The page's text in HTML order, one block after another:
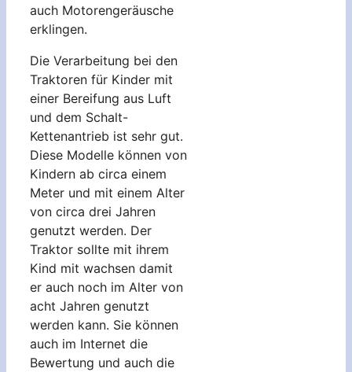
auch Motorengeräusche
erklingen.
Die Verarbeitung bei den
Traktoren für Kinder mit
einer Bereifung aus Luft
und dem Schalt-
Kettenantrieb ist sehr gut.
Diese Modelle können von
Kindern ab circa einem
Meter und mit einem Alter
von circa drei Jahren
genutzt werden. Der
Traktor sollte mit ihrem
Kind mit wachsen damit
er auch noch im Alter von
acht Jahren genutzt
werden kann. Sie können
auch im Internet die
Bewertung und auch die